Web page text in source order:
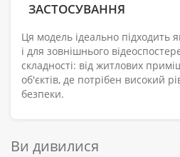
ЗАСТОСУВАННЯ
Ця модель ідеально підходить
і для зовнішнього
складності: від житлових
об'єктів, де потрібен високий
безпеки.
Ви дивилися